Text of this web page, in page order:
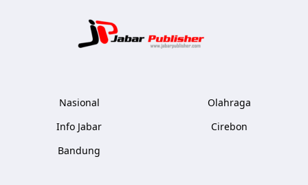
Nasional
Info Jabar
Bandung
Olahraga
Cirebon